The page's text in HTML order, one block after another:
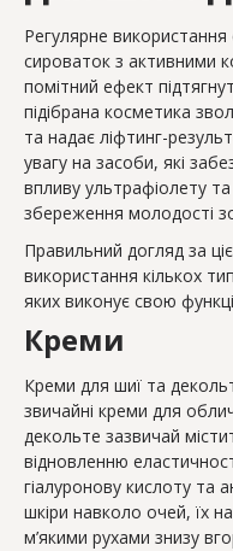
Регулярне використання
сироваток з активними
помітний ефект
підібрана косметика
та надає ліфтинг-
увагу на засоби, які
впливу ультрафіолету
збереження молодості
Правильний догляд за
використання кількох
яких виконує свою
Креми
Креми для шиї та
звичайні креми для
декольте зазвичай
відновленню
гіалуронову кислоту та
шкіри навколо очей, їх
м’якими рухами знизу